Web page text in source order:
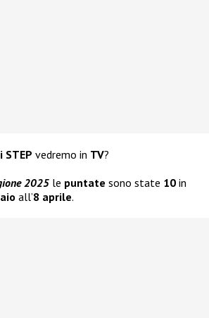
vedremo in TV?
2025 le puntate sono state 10 in
all’8 aprile.